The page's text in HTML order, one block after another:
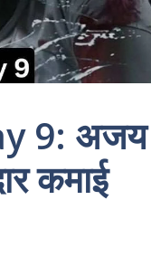
9: अजय
कमाई